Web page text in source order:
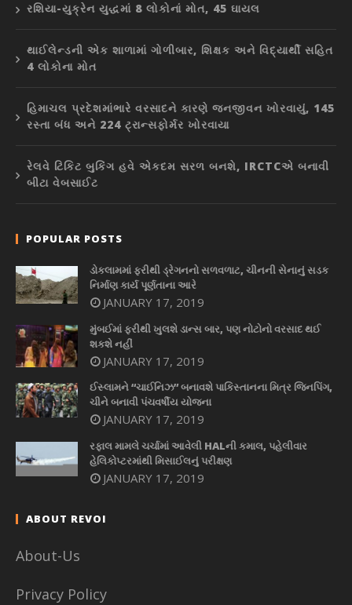
રશિયા-યુક્રેન યુદ્ધમાં 8 લોકોનાં મોત, 45 ઘાયલ
થાઈલેન્ડની એક શાળામાં ગોળીબાર, શિક્ષક અને વિદ્યાર્થી સહિત
4 લોકોના મોત
હિમાચલ પ્રદેશમાંભારે વરસાદને કારણે જનજીવન ખોરવાયું, 145
રસ્તા બંધ અને 224 ટ્રાન્સફોર્મર ખોરવાયા
રેલવે ટિકિટ બુકિંગ હવે એકદમ સરળ બનશે, IRCTCએ બનાવી
બીટા વેબસાઈટ
POPULAR POSTS
ડોકલામમાં ફરીથી ડ્રેગનનો સળવળાટ, ચીનની સેનાનું સડક
નિર્માણ કાર્ય પૂર્ણતાના આરે
JANUARY 17, 2019
મુંબઈમાં ફરીથી ખુલશે ડાન્સ બાર, પણ નોટોનો વરસાદ થઈ
શકશે નહીં
JANUARY 17, 2019
ઈસ્લામને “ચાઈનિઝ” બનાવશે પાકિસ્તાનના મિત્ર જિનપિંગ,
ચીને બનાવી પંચવર્ષીય યોજના
JANUARY 17, 2019
રફાલ મામલે ચર્ચામાં આવેલી HALની કમાલ, પહેલીવાર
હેલિકોપ્ટરમાંથી મિસાઈલનું પરીક્ષણ
JANUARY 17, 2019
ABOUT REVOI
About-Us
Privacy Policy